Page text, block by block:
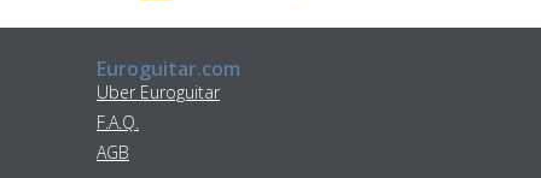
Euroguitar.com
Uber Euroguitar
F.A.Q.
AGB